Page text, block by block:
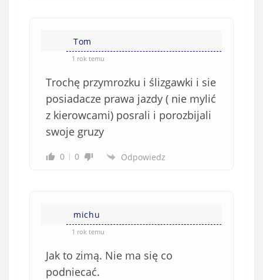
Tom
1 rok temu
Trochę przymrozku i ślizgawki i sie
posiadacze prawa jazdy ( nie mylić
z kierowcami) posrali i porozbijali
swoje gruzy
0 0 Odpowiedz
michu
1 rok temu
Jak to zimą. Nie ma się co
podniecać.